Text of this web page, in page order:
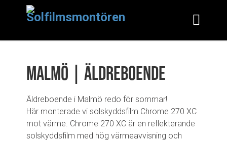
Malmö | Äldreboende
Äldreboende i Malmö redo för sommar!
Här monterade vi solskyddsfilm Chrome 270 XC
mot värme. Chrome 270 XC är en reflekterande
solskyddsfilm med hög värmeavvisning och